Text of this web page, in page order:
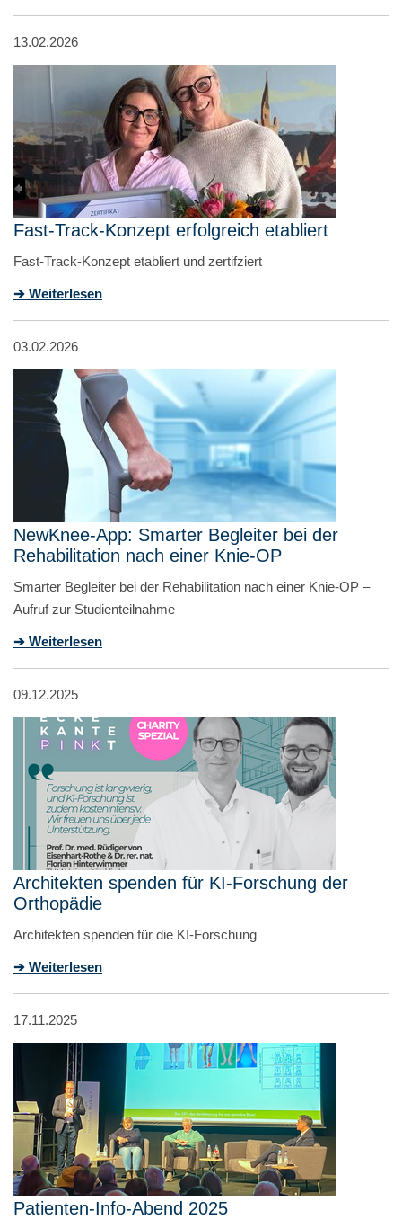
13.02.2026
Fast-Track-Konzept erfolgreich etabliert
Fast-Track-Konzept etabliert und zertifziert
➔ Weiterlesen
03.02.2026
NewKnee-App: Smarter Begleiter bei der
Rehabilitation nach einer Knie-OP
Smarter Begleiter bei der Rehabilitation nach einer Knie-OP –
Aufruf zur Studienteilnahme
➔ Weiterlesen
09.12.2025
Architekten spenden für KI-Forschung der
Orthopädie
Architekten spenden für die KI-Forschung
➔ Weiterlesen
17.11.2025
Patienten-Info-Abend 2025